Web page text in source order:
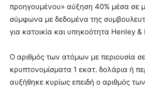
προηγουμένου» αύξηση 40% μέσα σε
σύμφωνα με δεδομένα της
για κατοικία και υπηκοότητα Henley
Ο αριθμός των ατόμων με περιουσία σε
κρυπτονομίσματα 1 εκατ. δολάρια ή
αυξήθηκε κυρίως επειδή ο αριθμός των